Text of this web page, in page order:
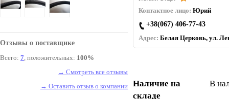
Отзывы о поставщике
Всего: 7, положительных: 100%
→ Смотреть все отзывы
→ Оставить отзыв о компании
Контактное лицо: Юрий
+38(067) 406-77-43
Адрес: Белая Церковь, ул.
Наличие на
складе
В